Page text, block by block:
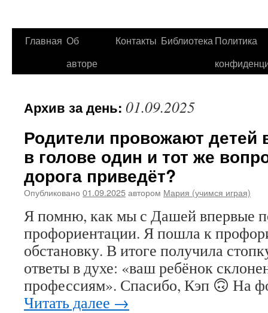
Перейти
Главная Об
авторе
Контакты Библиотека Политика
Архив за день: 01.09.2025
Родители провожают детей
в голове один и тот же
дорога приведёт?
Опубликовано 01.09.2025автором Мария (учимся играя)
Я помню, как мы с Дашей впервые
профориентации. Я пошла к
обстановку. В итоге получила
ответы в духе: «ваш ребёнок
профессиям». Спасибо, Кэп 🙃 На
Читать далее →